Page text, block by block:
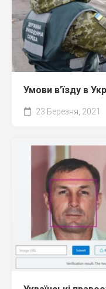
Умови в’їзду в
23 Березня, 2021